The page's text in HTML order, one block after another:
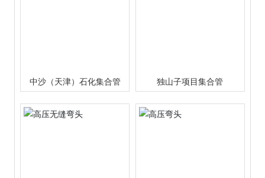
中沙（天津）石化集合管 独山子项目集合管